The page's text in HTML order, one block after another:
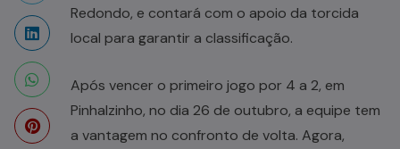
Redondo, e contará com o apoio da torcida
local para garantir a classificação.
Após vencer o primeiro jogo por 4 a 2, em
Pinhalzinho, no dia 26 de outubro, a equipe tem
a vantagem no confronto de volta. Agora,